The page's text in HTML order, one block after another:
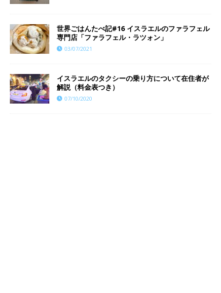
世界ごはんたべ記#16 イスラエルのファラフェル
専門店「ファラフェル・ラツォン」
03/07/2021
イスラエルのタクシーの乗り方について在住者が
解説（料金表つき）
07/10/2020